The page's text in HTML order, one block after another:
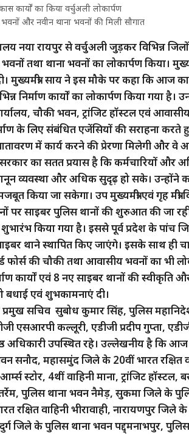
कार्यों का किया वर्चुअली लोकार्पण
और नवीन थाना भवनों की मिली सौगात
नया रायपुर से वर्चुअली जुड़कर विभिन्न
तथा थाना भवनों का लोकार्पण किया।
साय ने इस मौके पर कहा कि आज
निर्माण कार्यों का लोकार्पण किया गया है।
चौकी भवन, ट्रांजिट हॉस्टल एवं
के लिए संबंधित एजेंसियों की सराहना
में कार्य करने की प्रेरणा मिलेगी और
का सतत प्रयास है कि कर्मचारियों और
व्यवस्था और अधिक सुदृढ़ हो सके।
किया जा सकेगा। उप मुख्यमंत्री एवं गृह मंत्री
पर साइबर पुलिस थानों की शुरुआत की
किया गया है। इससे पूर्व प्रदेश के पांच
थाने स्थापित किए जाएंगे। इसके साथ ही
की चौकी तथा आवासीय भवनों का भी
कार्यों एवं 8 नए साइबर थानों की स्वीकृति और
बधाई एवं शुभकामनाएं दी।
सचिव सुबोध कुमार सिंह, पुलिस
एसआरपी कल्लूरी, एडीजी प्रदीप गुप्ता,
अधिकारी उपस्थित रहे। उल्लेखनीय है कि आज
सनौद, महासमुंद जिले के 20वीं भारत
स्टोर, 4थीं वाहिनी माना, ट्रांजिट हॉस्टल,
पुलिस थाना भवन नैमेड़, सुकमा जिले के
वाहिनी भीरावाही, नारायणपुर जिले
जिले के पुलिस थाना भवन पद्द्मनाभपुर,